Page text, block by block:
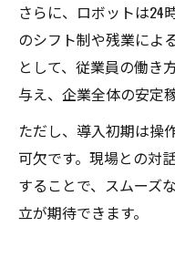
さらに、ロボットは24
のシフト制や残業によ
として、従業員の働き
与え、企業全体の安定
ただし、導入初期は操
可欠です。現場との対
することで、スムーズ
立が期待できます。